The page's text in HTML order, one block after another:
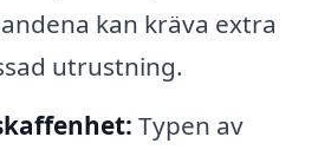
kan kräva extra
utrustning.
Typen av